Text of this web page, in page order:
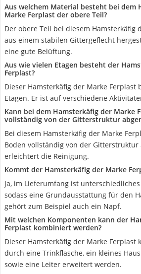
Aus welchem Material besteht bei dem
Marke Ferplast der obere Teil?
Der obere Teil bei diesem Hamsterkäfig
aus einem stabilen Gittergeflecht
eine gute Belüftung.
Aus wie vielen Etagen besteht der
Ferplast?
Dieser Hamsterkäfig der Marke Ferplast
Etagen. Er ist auf verschiedene
Kann bei dem Hamsterkäfig der Marke
vollständig von der Gitterstruktur
Bei diesem Hamsterkäfig der Marke
Boden vollständig von der Gitterstruktur
erleichtert die Reinigung.
Kommt der Hamsterkäfig der Marke
Ja, im Lieferumfang ist
sodass eine Grundausstattung für den
gehört zum Beispiel auch ein Napf.
Mit welchen Komponenten kann der
Ferplast kombiniert werden?
Dieser Hamsterkäfig der Marke Ferplast
durch eine Trinkflasche, ein kleines
sowie eine Leiter erweitert werden.